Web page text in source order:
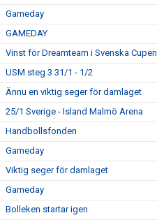
Gameday
GAMEDAY
Vinst för Dreamteam i Svenska Cupen
USM steg 3 31/1 - 1/2
Ännu en viktig seger för damlaget
25/1 Sverige - Island Malmö Arena
Handbollsfonden
Gameday
Viktig seger för damlaget
Gameday
Bolleken startar igen